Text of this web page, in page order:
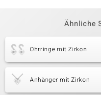
Ähnliche
Ohrringe mit Zirkon
Anhänger mit Zirkon